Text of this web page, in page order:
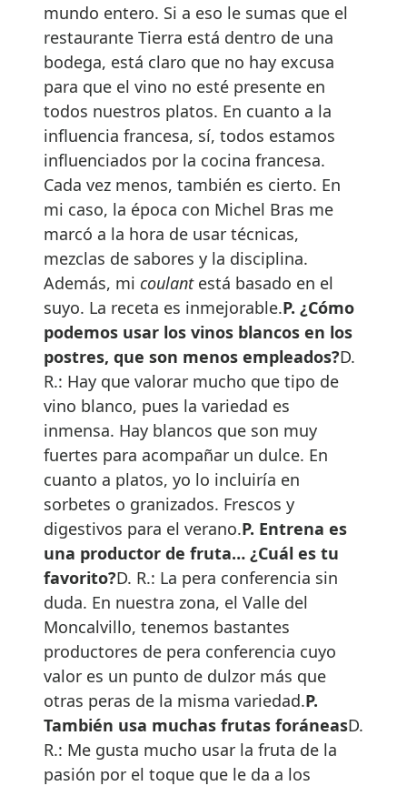
mundo entero. Si a eso le sumas que el
restaurante Tierra está dentro de una
bodega, está claro que no hay excusa
para que el vino no esté presente en
todos nuestros platos. En cuanto a la
influencia francesa, sí, todos estamos
influenciados por la cocina francesa.
Cada vez menos, también es cierto. En
mi caso, la época con Michel Bras me
marcó a la hora de usar técnicas,
mezclas de sabores y la disciplina.
Además, mi coulantestá basado en el
suyo. La receta es inmejorable.P. ¿Cómo
podemos usar los vinos blancos en los
postres, que son menos empleados?D.
R.: Hay que valorar mucho que tipo de
vino blanco, pues la variedad es
inmensa. Hay blancos que son muy
fuertes para acompañar un dulce. En
cuanto a platos, yo lo incluiría en
sorbetes o granizados. Frescos y
digestivos para el verano.P. Entrena es
una productor de fruta… ¿Cuál es tu
favorito?D. R.: La pera conferencia sin
duda. En nuestra zona, el Valle del
Moncalvillo, tenemos bastantes
productores de pera conferencia cuyo
valor es un punto de dulzor más que
otras peras de la misma variedad.P.
También usa muchas frutas foráneasD.
R.: Me gusta mucho usar la fruta de la
pasión por el toque que le da a los